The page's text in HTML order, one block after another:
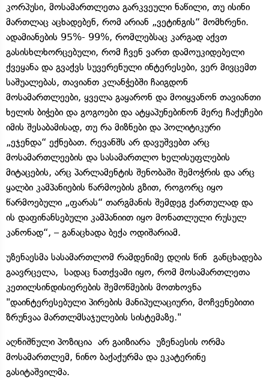
კორპუსი, მოსამართლეთა გარკვეული ნაწილი, თუ ისინი
მართლაც აცხადებენ, რომ არიან „ვეტინგის“ მომხრენი.
ადამიანების 95%- 99%, რომლებსაც კარგად აქვთ
გასისხლხორცებული, რომ ჩვენ ვართ დამოუკიდებელი
ქვეყანა და გვაქვს სუვერენული ინტერესები, ვერ მივცემთ
საშუალებას, თავიანთ კლანჭებში ჩაიგდონ
მოსამართლეები, ყველა გაყარონ და მოიყვანონ თავიანთი
ხელის ბიჭები და გოგოები და ატყაპუნებინონ მერე ჩაქუჩები
იმის შესაბამისად, თუ რა მიზნები და პოლიტიკური
„ეჯენდა“ ექნებათ. რევანშს არ დავუშვებთ არც
მოსამართლეების და სასამართლო ხელისუფლების
მიტაცების, არც პარლამენტის შენობაში შემოჭრის და არც
ყალბი კამპანიების წარმოების გზით, როგორც იყო
წარმოებული „ფარას“ თარგმანის შემდეგ ქართულად და
ის დაფინანსებული კამპანიით იყო მონათლული რუსულ
კანონად“, – განაცხადა ბექა ოდიშარიამ.
უზენაესმა სასამართლომ რამდენიმე დღის წინ განცხადება
გაავრცელა, სადაც ნათქვამი იყო, რომ მოსამართლეთა
კეთილსინდისიერების შემოწმების მოთხოვნა
"დაინტერესებული პირების მანიპულაციური, მოჩვენებითი
ზრუნვაა მართლმსაჯულების სისტემაზე."
აღნიშნული პოზიცია არ გაიზიარა უზენაესის ორმა
მოსამართლემ, ნინო ბაქაქურმა და ეკატერინე
გასიტაშვილმა.